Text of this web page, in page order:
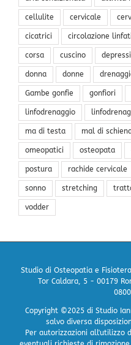
cellulite cervicale
cicatrici circolazione
corsa cuscino
donna donne
Gambe gonfie gonfiori
linfodrenaggio
ma di testa mal di
omeopatici osteopata
postura rachide cervicale
sonno stretching
vodder
Studio di Osteopatia e
Tor Caldara, 5 - 00179
Copyright ©2025 di Studio
salvo diversa
Per autorizzazioni all'utilizzo